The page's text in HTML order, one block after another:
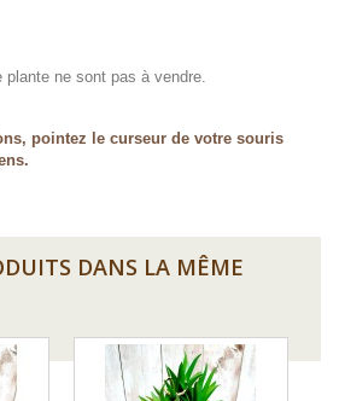
plante ne sont pas à vendre.
pointez le curseur de votre souris
DANS LA MÊME